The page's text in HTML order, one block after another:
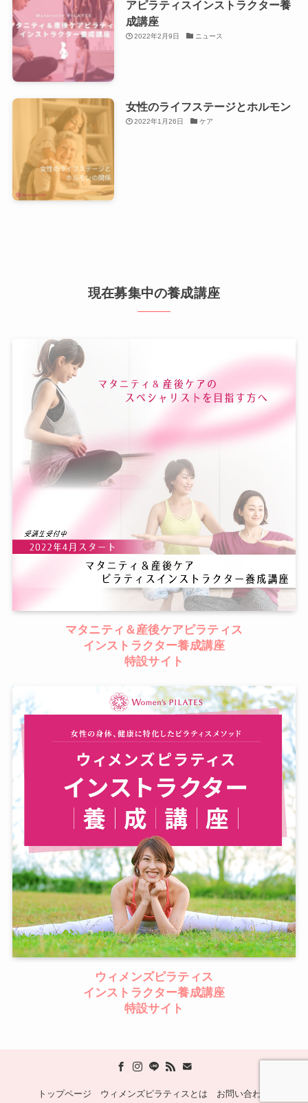
アピラティスインストラクター養
成講座
2022年2月9日 ニュース
女性のライフステージとホルモン
2022年1月26日 ケア
現在募集中の養成講座
マタニティ＆産後ケアピラティス
インストラクター養成講座
特設サイト
ウィメンズピラティス
インストラクター養成講座
特設サイト
トップページ ウィメンズピラティスとは お問い合わせ